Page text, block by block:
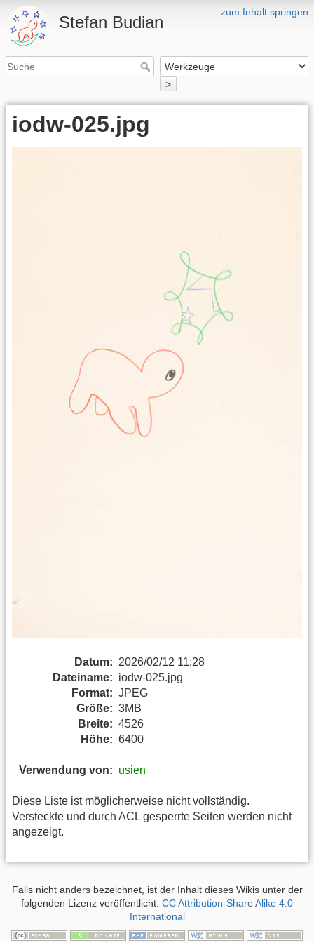
zum Inhalt springen
Stefan Budian
>
iodw-025.jpg
Datum: 2026/02/12 11:28
Dateiname: iodw-025.jpg
Format: JPEG
Größe: 3MB
Breite: 4526
Höhe: 6400
Verwendung von: usien
Diese Liste ist möglicherweise nicht vollständig.
Versteckte und durch ACL gesperrte Seiten werden nicht
angezeigt.
Falls nicht anders bezeichnet, ist der Inhalt dieses Wikis unter der
folgenden Lizenz veröffentlicht: CC Attribution-Share Alike 4.0
International